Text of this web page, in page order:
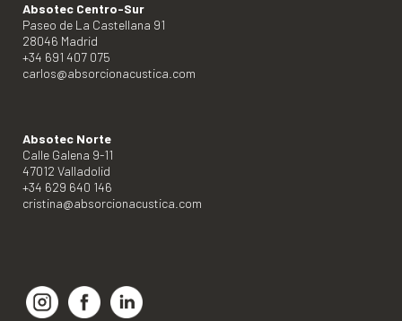
Absotec Centro-Sur
Paseo de La Castellana 91
28046 Madrid
+34 691 407 075
carlos@absorcionacustica.com
Absotec Norte
Calle Galena 9-11
47012 Valladolid
+34 629 640 146
cristina@absorcionacustica.com